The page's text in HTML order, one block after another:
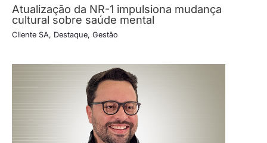
Atualização da NR-1 impulsiona mudança
cultural sobre saúde mental
Cliente SA, Destaque, Gestão